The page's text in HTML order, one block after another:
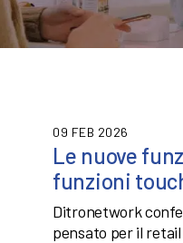
09 FEB 2026
Le nuove
funzioni
Ditronetwork
pensato per il